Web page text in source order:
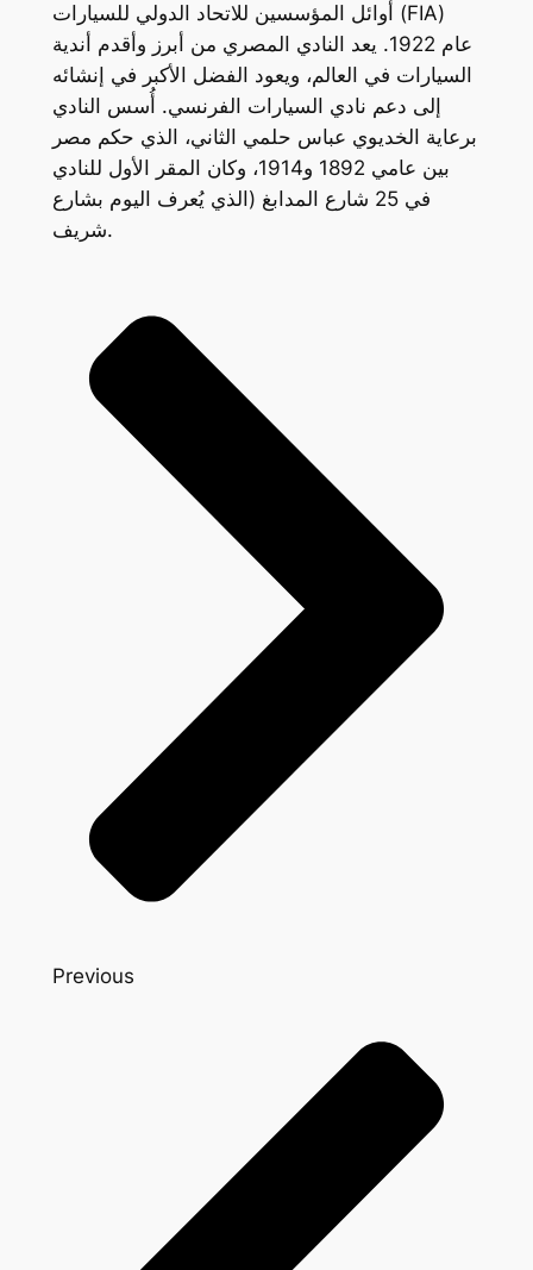
أوائل المؤسسين للاتحاد الدولي للسيارات (FIA)
عام 1922. يعد النادي المصري من أبرز وأقدم أندية
السيارات في العالم، ويعود الفضل الأكبر في إنشائه
إلى دعم نادي السيارات الفرنسي. أُسس النادي
برعاية الخديوي عباس حلمي الثاني، الذي حكم مصر
بين عامي 1892 و1914، وكان المقر الأول للنادي
في 25 شارع المدابغ (الذي يُعرف اليوم بشارع
شريف.
Previous